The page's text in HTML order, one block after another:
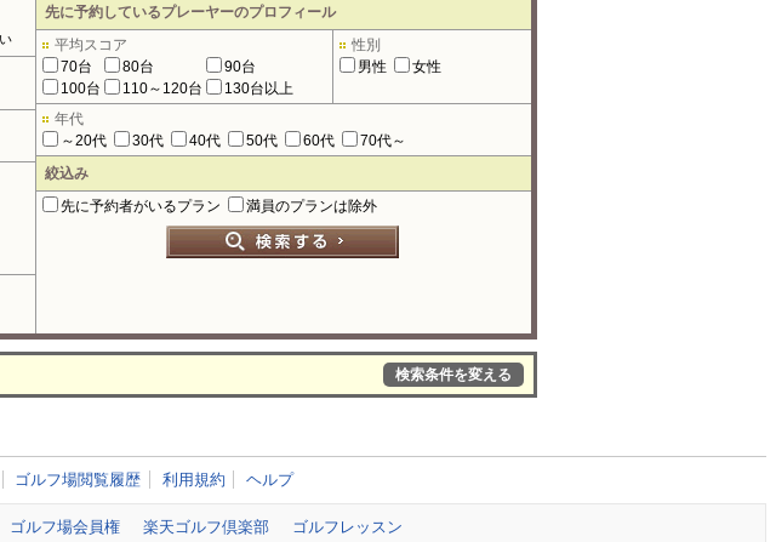
先に予約しているプレーヤーのプロフィール
平均スコア
70台
80台
90台
100台
110～120台 130台以上
性別
男性
女性
年代
～20代
30代 40代 50代 60代
70代～
絞込み
先に予約者がいるプラン
満員のプランは除外
検索条件を変える
ゴルフ場閲覧履歴 利用規約 ヘルプ
ゴルフ場会員権 楽天ゴルフ倶楽部 ゴルフレッスン